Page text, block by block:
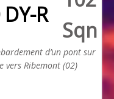
R
Sqn
d’un pont sur
vers Ribemont (02)